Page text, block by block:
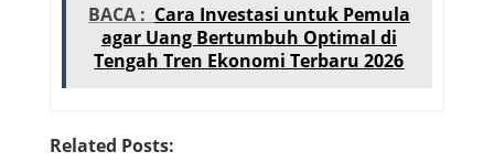
BACA : Cara Investasi untuk Pemula
agar Uang Bertumbuh Optimal di
Tengah Tren Ekonomi Terbaru 2026
Related Posts: